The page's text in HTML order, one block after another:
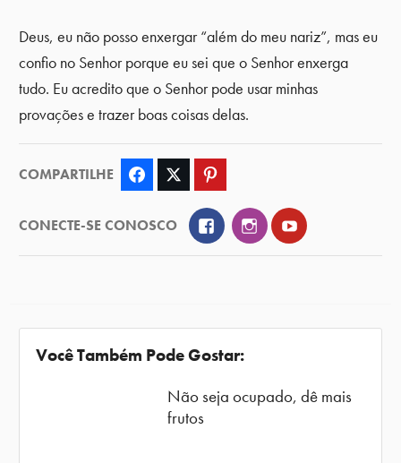
Deus, eu não posso enxergar “além do meu nariz”, mas eu
confio no Senhor porque eu sei que o Senhor enxerga
tudo. Eu acredito que o Senhor pode usar minhas
provações e trazer boas coisas delas.
COMPARTILHE Facebook Twitter
CONECTE-SE CONOSCO FacebookInstagramYouTube
Você Também Pode Gostar:
Não seja ocupado, dê mais
frutos